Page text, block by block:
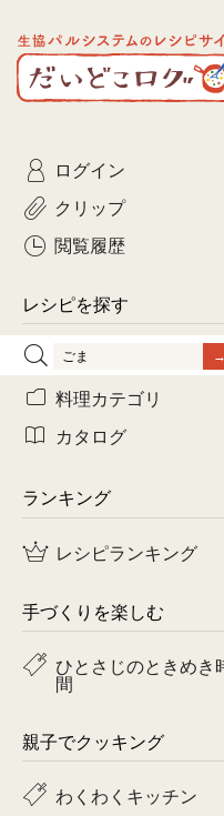
生協パルシステムのレシ
サイト
だいどこログ
ログイン
クリップ
閲覧履歴
レシピを探す
料理カテゴリ
カタログ
ランキング
レシピランキング
手づくりを楽しむ
ひとさじのときめき
間
親子でクッキング
わくわくキッチン